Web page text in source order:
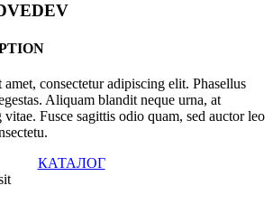
consectetur adipiscing elit. Phasellus
Aliquam blandit neque urna, at
Fusce sagittis odio quam, sed auctor leo
КАТАЛОГ